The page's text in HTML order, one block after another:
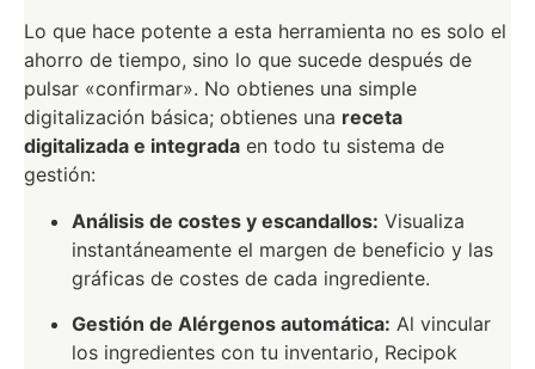
Lo que hace potente a esta herramienta no es solo el
ahorro de tiempo, sino lo que sucede después de
pulsar «confirmar». No obtienes una simple
digitalización básica; obtienes una receta
digitalizada e integrada en todo tu sistema de
gestión:
Análisis de costes y escandallos: Visualiza
instantáneamente el margen de beneficio y las
gráficas de costes de cada ingrediente.
Gestión de Alérgenos automática: Al vincular
los ingredientes con tu inventario, Recipok